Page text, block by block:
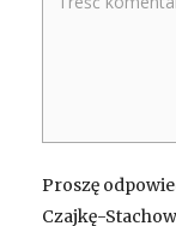
Proszę
Czajkę-